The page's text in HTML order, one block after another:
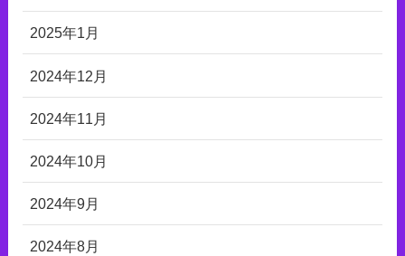
2025年1月
2024年12月
2024年11月
2024年10月
2024年9月
2024年8月